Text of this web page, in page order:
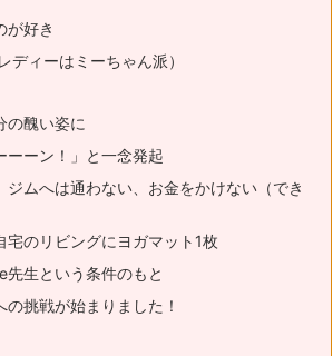
が好き
ディーはミーちゃん派）
の醜い姿に
ーーン！」と一念発起
ジムへは通わない、お金をかけない（でき
宅のリビングにヨガマット1枚
先生という条件のもと
挑戦が始まりました！